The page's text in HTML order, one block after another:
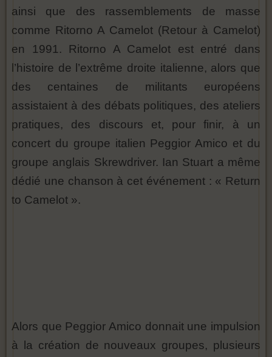
ainsi que des rassemblements de masse
comme Ritorno A Camelot (Retour à Camelot)
en 1991. Ritorno A Camelot est entré dans
l’histoire de l’extrême droite italienne, alors que
des centaines de militants européens
assistaient à des débats politiques, des ateliers
pratiques, des discours et, pour finir, à un
concert du groupe italien Peggior Amico et du
groupe anglais Skrewdriver. Ian Stuart a même
dédié une chanson à cet événement : « Return
to Camelot ».
Alors que Peggior Amico donnait une impulsion
à la création de nouveaux groupes, plusieurs